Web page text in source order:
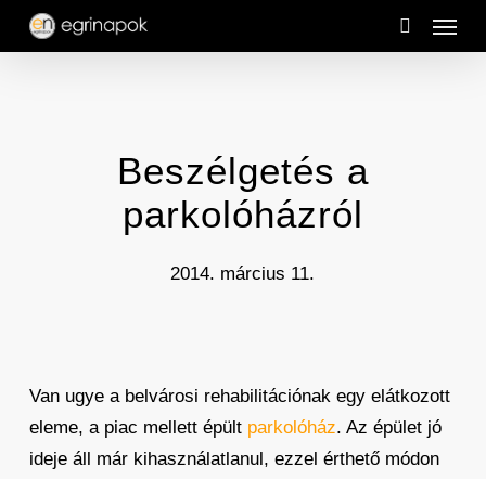
Skip
search
Menu
Beszélgetés a
parkolóházról
2014. március 11.
Van ugye a belvárosi rehabilitációnak egy elátkozott
eleme, a piac mellett épült parkolóház. Az épület jó
ideje áll már kihasználatlanul, ezzel érthető módon